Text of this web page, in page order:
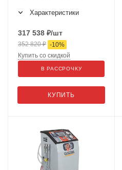
ReminХарактеристики
317 538 ₽/шт
352 820₽ -10%
КУПИТЬ
Купить со скидкой
В РАССРОЧКУ